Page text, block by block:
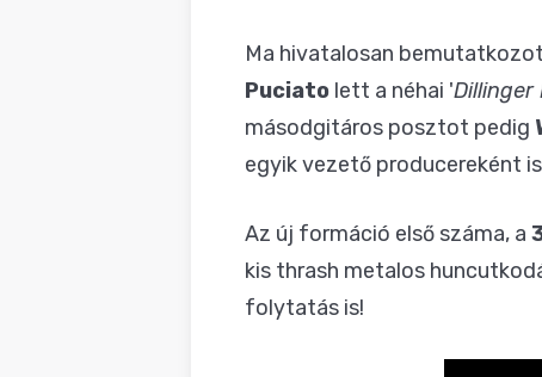
Ma hivatalosan
Puciato lett a néhai 'Dillinger
másodgitáros posztot pedig
egyik vezető producereként
Az új formáció első száma, a
kis thrash metalos
folytatás is!